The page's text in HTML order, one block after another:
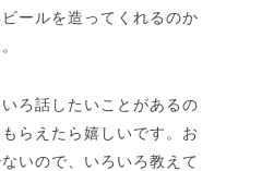
ールを造ってくれるのか
ろ話したいことがあるの
らえたら嬉しいです。お
いので、いろいろ教えて